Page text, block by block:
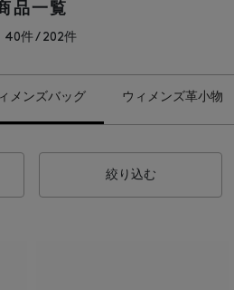
品一覧
40件 / 202件
メンズバッグ ウィメンズ革小物
絞り込む